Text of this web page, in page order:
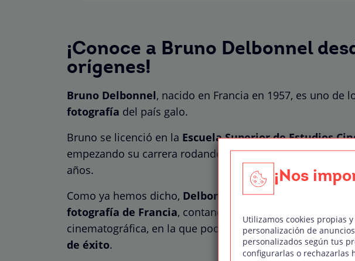
¡Conoce a Bruno Delbonnel
orígenes!
Bruno Delbonnel, nacido en Francia en 1957, es uno de
fotografía del país galo.
Bruno se licenció en la Escuela Superior de Estudios
empezando su carrera rodando
cortos y cine de
años.
Como ya hemos dicho, Delbonnel es uno de los
fotografía de Francia, contando con una extensa y
cinematográfica, en la que podemos destacar muchos
de éxito.
¡Nos
Utilizamos cookies propias
personalización de
personalizados según tus
configurarlas o rechazarlas